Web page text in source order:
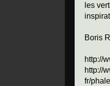
les
Boris
http://
http://
fr/